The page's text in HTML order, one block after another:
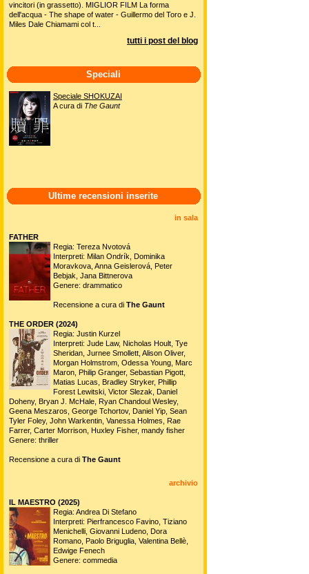
vincitori (in grassetto). MIGLIOR FILM La forma
dell'acqua - The shape of water - Guillermo del Toro e J.
Miles Dale Chiamami col t...
tutti i post del blog
Speciali
Speciale SHOKUZAI
A cura di The Gaunt
Ultime recensioni inserite
in sala
FATHER
Regia: Tereza Nvotová
Interpreti: Milan Ondrík, Dominika
Moravkova, Anna Geislerová, Peter
Bebjak, Jana Bittnerova
Genere: drammatico
Recensione a cura di The Gaunt
THE ORDER (2024)
Regia: Justin Kurzel
Interpreti: Jude Law, Nicholas Hoult, Tye
Sheridan, Jurnee Smollett, Alison Oliver,
Morgan Holmstrom, Odessa Young, Marc
Maron, Philip Granger, Sebastian Pigott,
Matias Lucas, Bradley Stryker, Phillip
Forest Lewitski, Victor Slezak, Daniel
Doheny, Bryan J. McHale, Ryan Chandoul Wesley,
Geena Meszaros, George Tchortov, Daniel Yip, Sean
Tyler Foley, John Warkentin, Vanessa Holmes, Rae
Farrer, Carter Morrison, Huxley Fisher, mandy fisher
Genere: thriller
Recensione a cura di The Gaunt
archivio
IL MAESTRO (2025)
Regia: Andrea Di Stefano
Interpreti: Pierfrancesco Favino, Tiziano
Menichelli, Giovanni Ludeno, Dora
Romano, Paolo Briguglia, Valentina Bellè,
Edwige Fenech
Genere: commedia